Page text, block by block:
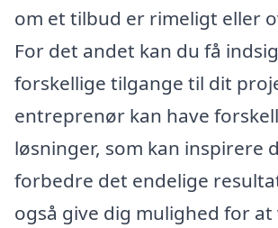
om et tilbud er rimeligt eller
For det andet kan du få
forskellige tilgange til dit
entreprenør kan have
løsninger, som kan inspirere
forbedre det endelige
også give dig mulighed for